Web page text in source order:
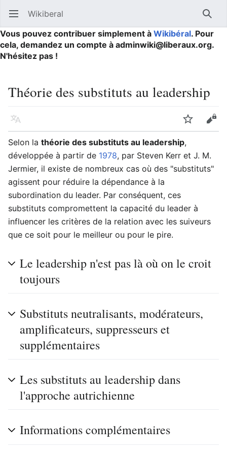
Ouvrir le menu principal Wikiberal
Vous pouvez contribuer simplement à Wikibéral. Pour
cela, demandez un compte à adminwiki@liberaux.org.
N'hésitez pas !
Théorie des substituts au leadership
Langue Suivre
Selon la théorie des substituts au leadership,
développée à partir de 1978, par Steven Kerr et J. M.
Jermier, il existe de nombreux cas où des "substituts"
agissent pour réduire la dépendance à la
subordination du leader. Par conséquent, ces
substituts compromettent la capacité du leader à
influencer les critères de la relation avec les suiveurs
que ce soit pour le meilleur ou pour le pire.
Le leadership n'est pas là où on le croit
toujours
Substituts neutralisants, modérateurs,
amplificateurs, suppresseurs et
supplémentaires
Les substituts au leadership dans
l'approche autrichienne
Informations complémentaires